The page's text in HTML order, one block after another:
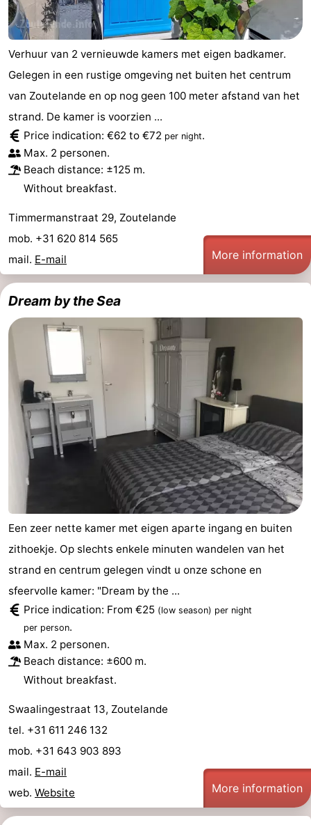
Verhuur van 2 vernieuwde kamers met eigen badkamer.
Gelegen in een rustige omgeving net buiten het centrum
van Zoutelande en op nog geen 100 meter afstand van het
strand. De kamer is voorzien ...
Price indication: €62 to €72 per night.
Max. 2 personen.
Beach distance: ±125 m.
Without breakfast.
Timmermanstraat 29, Zoutelande
mob. +31 620 814 565
mail. E-mail More information
Dream by the Sea
Een zeer nette kamer met eigen aparte ingang en buiten
zithoekje. Op slechts enkele minuten wandelen van het
strand en centrum gelegen vindt u onze schone en
sfeervolle kamer: "Dream by the ...
Price indication: From €25 (low season) per night
per person.
Max. 2 personen.
Beach distance: ±600 m.
Without breakfast.
Swaalingestraat 13, Zoutelande
tel. +31 611 246 132
mob. +31 643 903 893
mail. E-mail
web. Website More information